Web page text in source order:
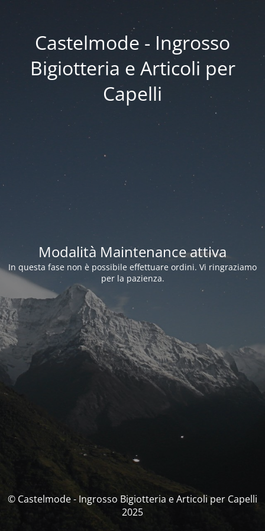
Castelmode - Ingrosso
Bigiotteria e Articoli per
Capelli
Modalità Maintenance attiva
In questa fase non è possibile effettuare ordini. Vi ringraziamo
per la pazienza.
© Castelmode - Ingrosso Bigiotteria e Articoli per Capelli
2025